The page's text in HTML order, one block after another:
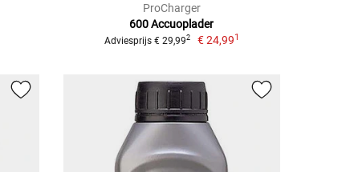
ProCharger
600 Accuoplader
Adviesprijs € 29,992 € 24,991